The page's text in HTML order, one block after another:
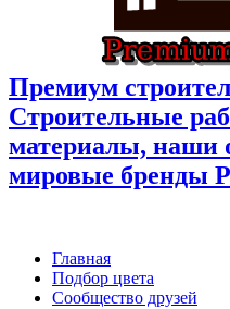
Премиум
Cтроительные
материалы, наши
мировые бренды
Главная
Подбор цвета
Сообщество друзей